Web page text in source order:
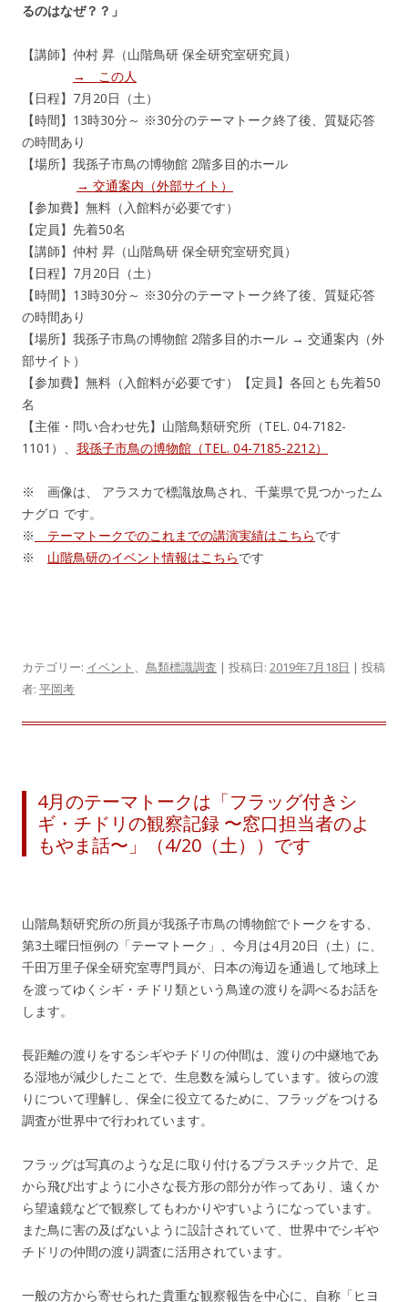
るのはなぜ？？」
【講師】仲村 昇（山階鳥研 保全研究室研究員）
→ この人
【日程】7月20日（土）
【時間】13時30分～ ※30分のテーマトーク終了後、質疑応答
の時間あり
【場所】我孫子市鳥の博物館 2階多目的ホール
→ 交通案内（外部サイト）
【参加費】無料（入館料が必要です）
【定員】先着50名
【講師】仲村 昇（山階鳥研 保全研究室研究員）
【日程】7月20日（土）
【時間】13時30分～ ※30分のテーマトーク終了後、質疑応答
の時間あり
【場所】我孫子市鳥の博物館 2階多目的ホール → 交通案内（外
部サイト）
【参加費】無料（入館料が必要です）【定員】各回とも先着50
名
【主催・問い合わせ先】山階鳥類研究所（TEL. 04-7182-
1101）、 我孫子市鳥の博物館（TEL. 04-7185-2212）
※ 画像は、 アラスカで標識放鳥され、千葉県で見つかったム
ナグロ です。
※
テーマトークでのこれまでの講演実績はこちらです
※ 山階鳥研のイベント情報はこちらです
カテゴリー: イベント 、 鳥類標識調査 | 投稿日: 2019年7月18日 | 投稿
者: 平岡考
4月のテーマトークは「フラッグ付きシ
ギ・チドリの観察記録 〜窓口担当者のよ
もやま話〜」（4/20（土））です
山階鳥類研究所の所員が我孫子市鳥の博物館でトークをする、
第3土曜日恒例の「テーマトーク」、今月は4月20日（土）に、
千田万里子保全研究室専門員が、日本の海辺を通過して地球上
を渡ってゆくシギ・チドリ類という鳥達の渡りを調べるお話を
します。
長距離の渡りをするシギやチドリの仲間は、渡りの中継地であ
る湿地が減少したことで、生息数を減らしています。彼らの渡
りについて理解し、保全に役立てるために、フラッグをつける
調査が世界中で行われています。
フラッグは写真のような足に取り付けるプラスチック片で、足
から飛び出すように小さな長方形の部分が作ってあり、遠くか
ら望遠鏡などで観察してもわかりやすいようになっています。
また鳥に害の及ばないように設計されていて、世界中でシギや
チドリの仲間の渡り調査に活用されています。
一般の方から寄せられた貴重な観察報告を中心に、自称「ヒヨ